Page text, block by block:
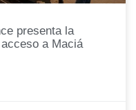
presenta la
a Maciá